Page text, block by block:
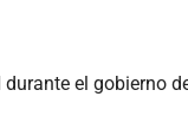
el gobierno